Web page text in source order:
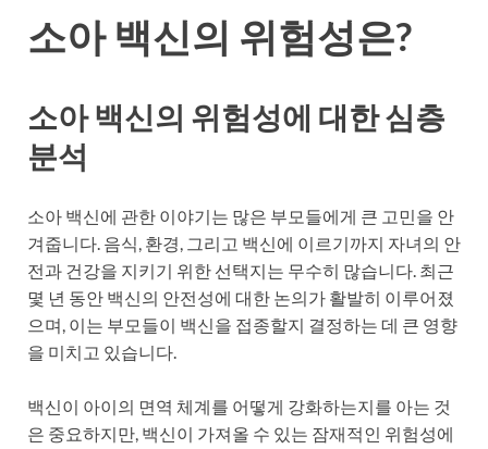
소아 백신의 위험성은?
소아 백신의 위험성에 대한 심층
분석
소아 백신에 관한 이야기는 많은 부모들에게 큰 고민을 안
겨줍니다. 음식, 환경, 그리고 백신에 이르기까지 자녀의 안
전과 건강을 지키기 위한 선택지는 무수히 많습니다. 최근
몇 년 동안 백신의 안전성에 대한 논의가 활발히 이루어졌
으며, 이는 부모들이 백신을 접종할지 결정하는 데 큰 영향
을 미치고 있습니다.
백신이 아이의 면역 체계를 어떻게 강화하는지를 아는 것
은 중요하지만, 백신이 가져올 수 있는 잠재적인 위험성에